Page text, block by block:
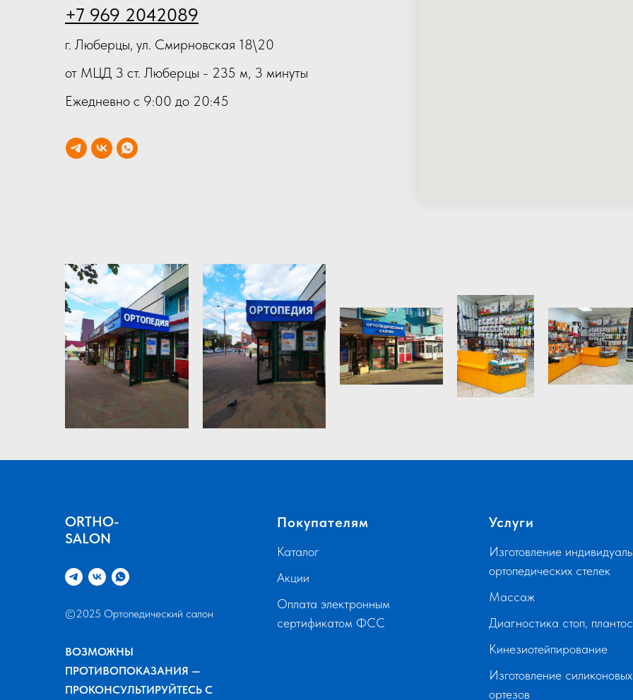
+7 969 2042089
г. Люберцы, ул. Смирновская 18\20
от МЦД 3 ст. Люберцы - 235 м, 3 минуты
Ежедневно с 9:00 до 20:45
ORTHO-
SALON
©2025 Ортопедический салон
ВОЗМОЖНЫ
ПРОТИВОПОКАЗАНИЯ —
ПРОКОНСУЛЬТИРУЙТЕСЬ С
Покупателям
Каталог
Акции
Оплата электронным
сертификатом ФСС
Услуги
Изготовление
ортопедических стелек
Массаж
Диагностика стоп,
Кинезиотейпирование
Изготовление силиконовых
ортезов